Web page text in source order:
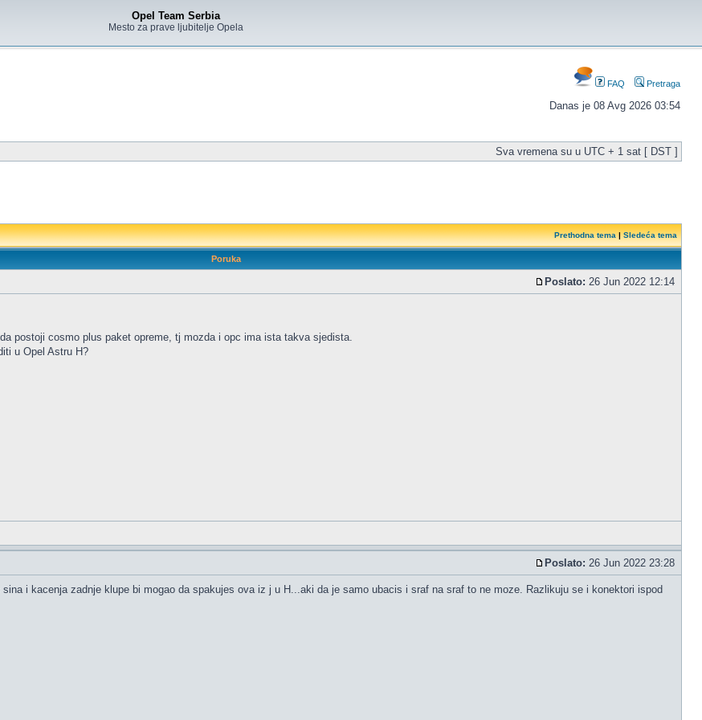
Opel Team Serbia
Mesto za prave ljubitelje Opela
FAQ Pretraga
Danas je 08 Avg 2026 03:54
Sva vremena su u UTC + 1 sat [ DST ]
Prethodna tema|Sledeća tema
Poruka
Poslato: 26 Jun 2022 12:14
postoji cosmo plus paket opreme, tj mozda i opc ima ista takva sjedista.
u Opel Astru H?
Poslato: 26 Jun 2022 23:28
i kacenja zadnje klupe bi mogao da spakujes ova iz j u H...aki da je samo ubacis i sraf na sraf to ne moze. Razlikuju se i konektori ispod